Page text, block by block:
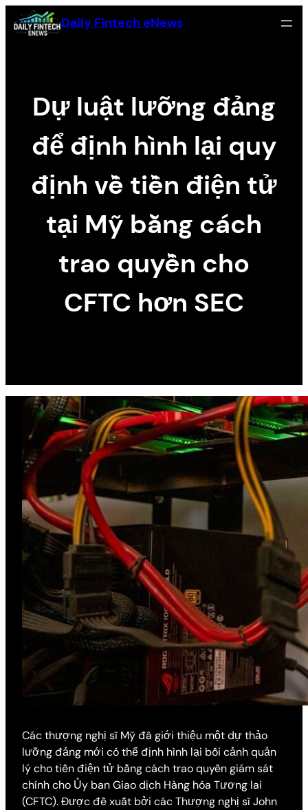
Zum
Inhalt
Daily Fintech eNews
Dự luật lưỡng đảng
để định hình lại quy
định về tiền điện tử
tại Mỹ bằng cách
trao quyền cho
CFTC hơn SEC
Các thượng nghị sĩ Mỹ đã giới thiệu một dự thảo
lưỡng đảng mới có thể định hình lại bối cảnh quản
lý cho tiền điện tử bằng cách trao quyền giám sát
chính cho Ủy ban Giao dịch Hàng hóa Tương lai
(CFTC). Được đề xuất bởi các Thượng nghị sĩ John